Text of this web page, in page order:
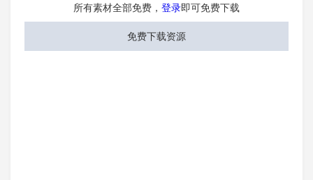
所有素材全部免费， 登录即可免费下载
免费下载资源